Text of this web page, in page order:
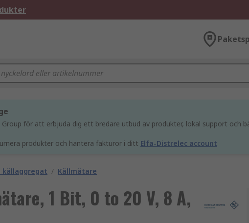
för att erbjuda dig ett bredare utbud av produkter, lokal support och
produkter och hantera fakturor i ditt Elfa-Distrelec account
källaggregat / Källmätare
1 Bit, 0 to 20 V, 8 A,